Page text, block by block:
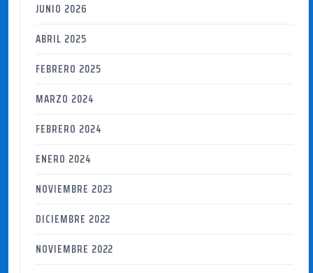
JUNIO 2026
ABRIL 2025
FEBRERO 2025
MARZO 2024
FEBRERO 2024
ENERO 2024
NOVIEMBRE 2023
DICIEMBRE 2022
NOVIEMBRE 2022